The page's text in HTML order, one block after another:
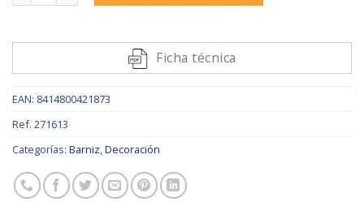
Ficha técnica
EAN: 8414800421873
Ref. 271613
Categorías: Barniz,Decoración